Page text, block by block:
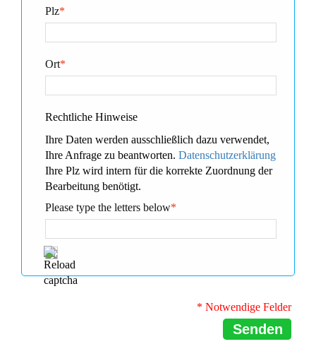
*
Plz
*
Ort
Rechtliche Hinweise
Ihre Daten werden ausschließlich dazu verwendet,
Ihre Anfrage zu beantworten. Datenschutzerklärung
Ihre Plz wird intern für die korrekte Zuordnung der
Bearbeitung benötigt.
*
Please type the letters below
* Notwendige Felder
Senden